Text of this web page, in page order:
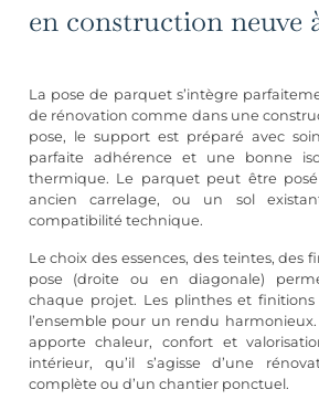
en construction neuve
La pose de parquet s’intègre
de rénovation comme dans une
pose, le support est préparé avec
parfaite adhérence et une bonne
thermique. Le parquet peut être
ancien carrelage, ou un sol
compatibilité technique.
Le choix des essences, des teintes, des
pose (droite ou en diagonale)
chaque projet. Les plinthes et
l’ensemble pour un rendu
apporte chaleur, confort et
intérieur, qu’il s’agisse d’une
complète ou d’un chantier ponctuel.